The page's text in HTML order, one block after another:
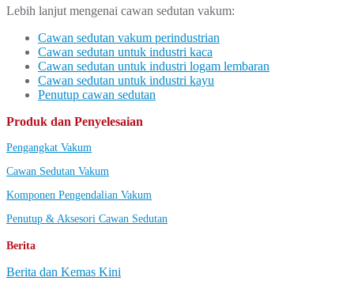
Lebih lanjut mengenai cawan sedutan vakum:
Cawan sedutan vakum perindustrian
Cawan sedutan untuk industri kaca
Cawan sedutan untuk industri logam lembaran
Cawan sedutan untuk industri kayu
Penutup cawan sedutan
Produk dan Penyelesaian
Pengangkat Vakum
Cawan Sedutan Vakum
Komponen Pengendalian Vakum
Penutup & Aksesori Cawan Sedutan
Berita
Berita dan Kemas Kini